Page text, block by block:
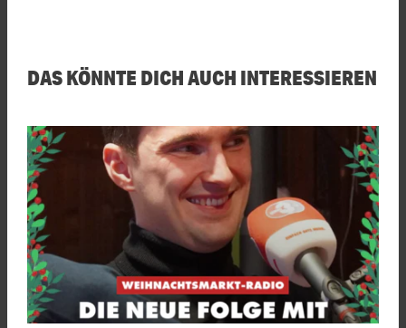
DAS KÖNNTE DICH AUCH INTERESSIEREN